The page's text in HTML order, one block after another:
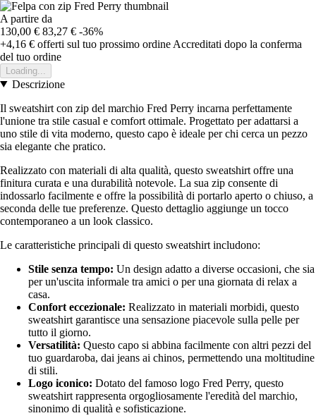
A partire da
130,00 € 83,27 € -36%
+4,16 € offerti sul tuo prossimo ordine Accreditati dopo la conferma
del tuo ordine
Loading...
Descrizione
Il sweatshirt con zip del marchio Fred Perry incarna perfettamente
l'unione tra stile casual e comfort ottimale. Progettato per adattarsi a
uno stile di vita moderno, questo capo è ideale per chi cerca un pezzo
sia elegante che pratico.
Realizzato con materiali di alta qualità, questo sweatshirt offre una
finitura curata e una durabilità notevole. La sua zip consente di
indossarlo facilmente e offre la possibilità di portarlo aperto o chiuso, a
seconda delle tue preferenze. Questo dettaglio aggiunge un tocco
contemporaneo a un look classico.
Le caratteristiche principali di questo sweatshirt includono:
Stile senza tempo: Un design adatto a diverse occasioni, che sia
per un'uscita informale tra amici o per una giornata di relax a
casa.
Confort eccezionale: Realizzato in materiali morbidi, questo
sweatshirt garantisce una sensazione piacevole sulla pelle per
tutto il giorno.
Versatilità: Questo capo si abbina facilmente con altri pezzi del
tuo guardaroba, dai jeans ai chinos, permettendo una moltitudine
di stili.
Logo iconico: Dotato del famoso logo Fred Perry, questo
sweatshirt rappresenta orgogliosamente l'eredità del marchio,
sinonimo di qualità e sofisticazione.